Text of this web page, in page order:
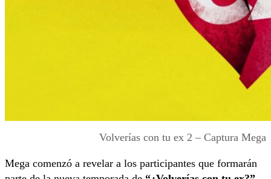
Volverías con tu ex 2 – Captura Mega
Mega comenzó a revelar a los participantes que formarán